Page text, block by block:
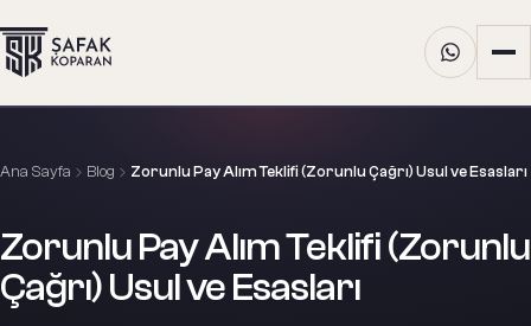
Ana Sayfa Blog Zorunlu Pay Alım Teklifi (Zorunlu Çağrı) Usul ve Esasları
Zorunlu Pay Alım Teklifi (Zorunlu
Çağrı) Usul ve Esasları